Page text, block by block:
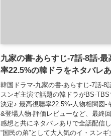
九家の書-あらすじ-7話-8話-最
率22.5%の韓ドラをネタバレ
韓国ドラマ-九家の書-あらすじ-7話-8
スンギ主演で話題の韓ドラがBS-TBS
決定♪ 最高視聴率22.5%-人物相関図-
&登場人物-評価レビューなど、最終
感想と共にネタバレありで全話配信し
“国民の弟”として大人気のイ・スンギ